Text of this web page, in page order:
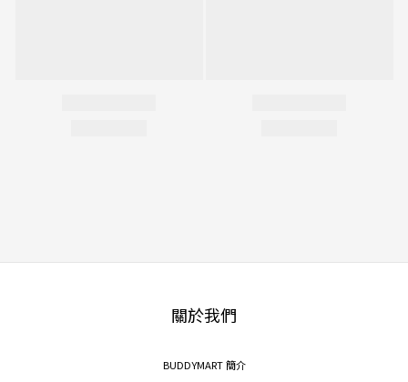
關於我們
BUDDYMART 簡介